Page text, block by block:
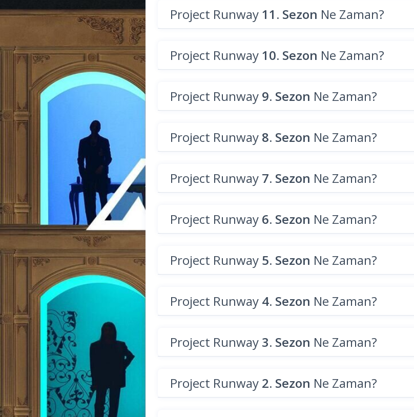
Project Runway 11. Sezon Ne Zaman?
Project Runway 10. Sezon Ne Zaman?
Project Runway 9. Sezon Ne Zaman?
Project Runway 8. Sezon Ne Zaman?
Project Runway 7. Sezon Ne Zaman?
Project Runway 6. Sezon Ne Zaman?
Project Runway 5. Sezon Ne Zaman?
Project Runway 4. Sezon Ne Zaman?
Project Runway 3. Sezon Ne Zaman?
Project Runway 2. Sezon Ne Zaman?